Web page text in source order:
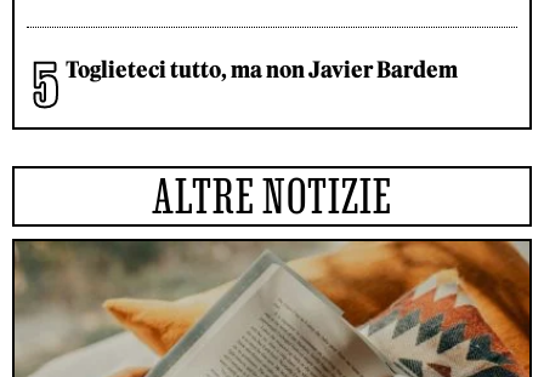
Toglieteci tutto, ma non Javier Bardem
ALTRE NOTIZIE